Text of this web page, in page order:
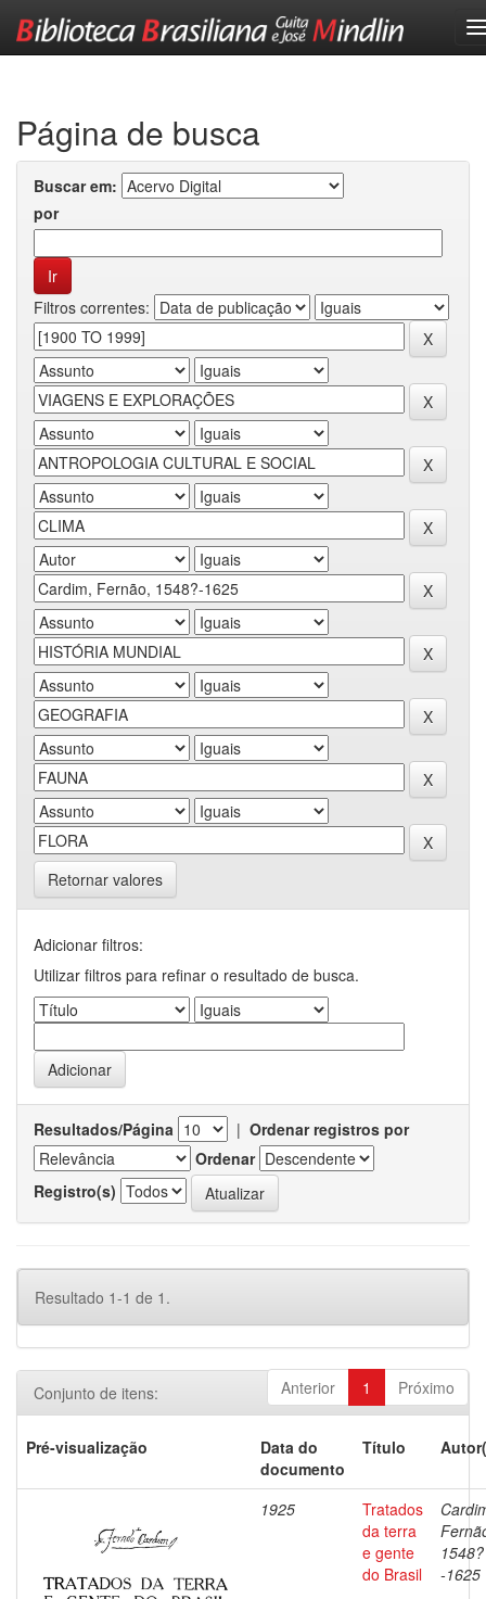
Página de busca
Buscar em:
por
Filtros correntes:
Retornar valores
Adicionar filtros:
Utilizar filtros para refinar o resultado de busca.
Resultados/Página | Ordenar registros por
Ordenar
Registro(s)
Resultado 1-1 de 1.
Anterior 1 Próximo
Conjunto de itens:
Pré-visualização
Data do
documento
Título
1925
Tratados
da terra
e gente
do Brasil
1548?
-1625